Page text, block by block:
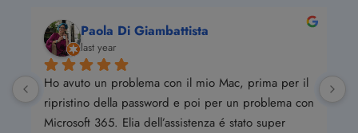
Paola Di Giambattista
last year
Ho avuto un problema con il mio Mac, prima per il
ripristino della password e poi per un problema con
Microsoft 365. Elia dell’assistenza é stato super